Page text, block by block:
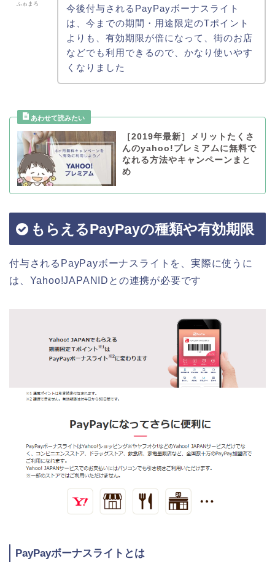
ふゎまろ
今後付与されるPayPayボーナスライト
は、今までの期間・用途限定のTポイント
よりも、有効期限が倍になって、街のお店
などでも利用できるので、かなり使いやす
くなりました
［2019年最新］メリットたくさ
んのyahoo!プレミアムに無料で
なれる方法やキャンペーンまと
め
もらえるPayPayの種類や有効期限
付与されるPayPayボーナスライトを、実際に使うに
は、Yahoo!JAPANIDとの連携が必要です
PayPayボーナスライトとは